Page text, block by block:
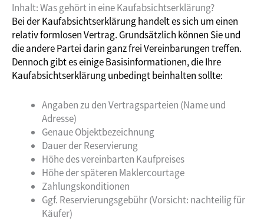
Inhalt: Was gehört in eine Kaufabsichtserklärung?
Bei der Kaufabsichtserklärung handelt es sich um einen
relativ formlosen Vertrag. Grundsätzlich können Sie und
die andere Partei darin ganz frei Vereinbarungen treffen.
Dennoch gibt es einige Basisinformationen, die Ihre
Kaufabsichtserklärung unbedingt beinhalten sollte:
Angaben zu den Vertragsparteien (Name und
Adresse)
Genaue Objektbezeichnung
Dauer der Reservierung
Höhe des vereinbarten Kaufpreises
Höhe der späteren Maklercourtage
Zahlungskonditionen
Ggf. Reservierungsgebühr (Vorsicht: nachteilig für
Käufer)